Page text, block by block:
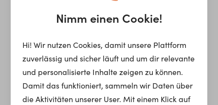
Nimm einen Cookie!
Hi! Wir nutzen Cookies, damit unsere Plattform
zuverlässig und sicher läuft und um dir relevante
und personalisierte Inhalte zeigen zu können.
Damit das funktioniert, sammeln wir Daten über
die Aktivitäten unserer User. Mit einem Klick auf